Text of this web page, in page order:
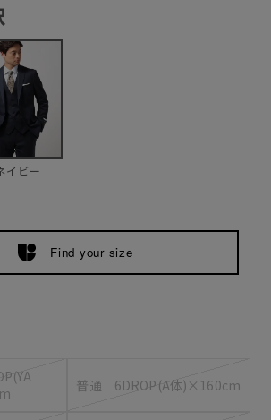
イビー
Find your size
普通 6DROP(A体)×160cm